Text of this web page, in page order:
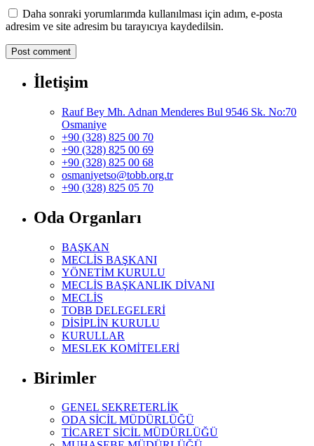
Daha sonraki yorumlarımda kullanılması için adım, e-posta
adresim ve site adresim bu tarayıcıya kaydedilsin.
İletişim
Rauf Bey Mh. Adnan Menderes Bul 9546 Sk. No:70
Osmaniye
+90 (328) 825 00 70
+90 (328) 825 00 69
+90 (328) 825 00 68
osmaniyetso@tobb.org.tr
+90 (328) 825 05 70
Oda Organları
BAŞKAN
MECLİS BAŞKANI
YÖNETİM KURULU
MECLİS BAŞKANLIK DİVANI
MECLİS
TOBB DELEGELERİ
DİSİPLİN KURULU
KURULLAR
MESLEK KOMİTELERİ
Birimler
GENEL SEKRETERLİK
ODA SİCİL MÜDÜRLÜĞÜ
TİCARET SİCİL MÜDÜRLÜĞÜ